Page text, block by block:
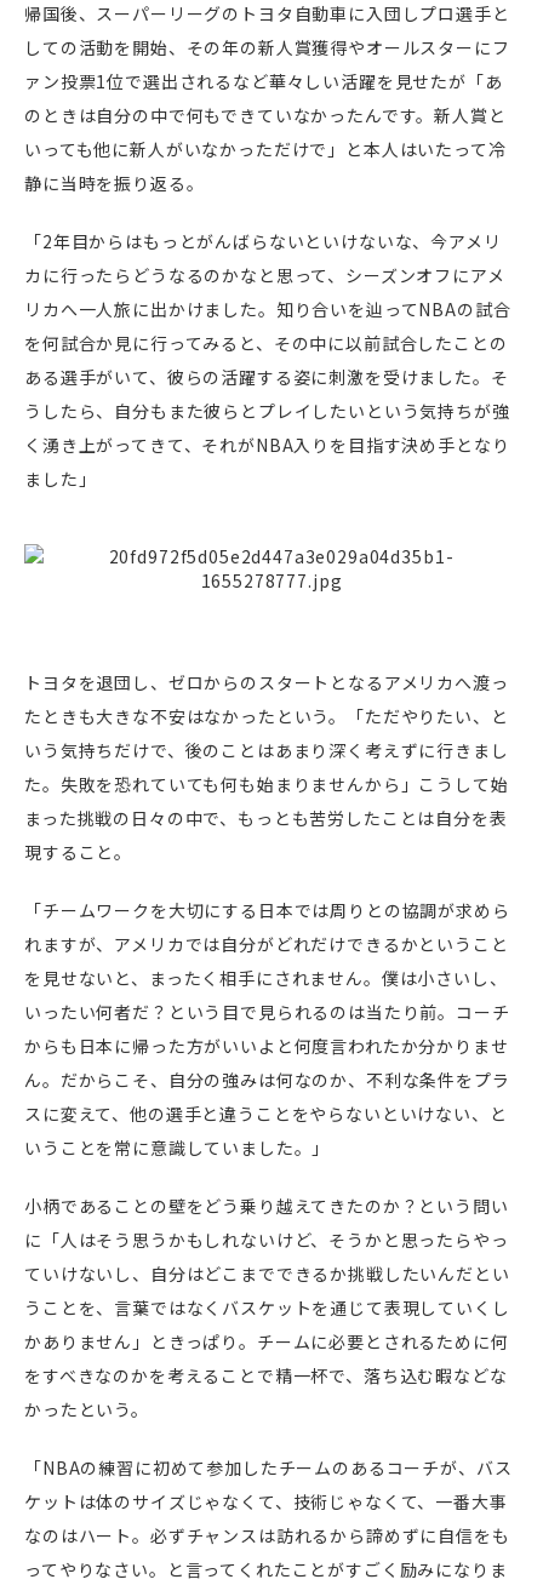
帰国後、スーパーリーグのトヨタ自動車に入団しプロ選手と
しての活動を開始、その年の新人賞獲得やオールスターにフ
ァン投票1位で選出されるなど華々しい活躍を見せたが「あ
のときは自分の中で何もできていなかったんです。新人賞と
いっても他に新人がいなかっただけで」と本人はいたって冷
静に当時を振り返る。
「2年目からはもっとがんばらないといけないな、今アメリ
カに行ったらどうなるのかなと思って、シーズンオフにアメ
リカへ一人旅に出かけました。知り合いを辿ってNBAの試合
を何試合か見に行ってみると、その中に以前試合したことの
ある選手がいて、彼らの活躍する姿に刺激を受けました。そ
うしたら、自分もまた彼らとプレイしたいという気持ちが強
く湧き上がってきて、それがNBA入りを目指す決め手となり
ました」
トヨタを退団し、ゼロからのスタートとなるアメリカへ渡っ
たときも大きな不安はなかったという。「ただやりたい、と
いう気持ちだけで、後のことはあまり深く考えずに行きまし
た。失敗を恐れていても何も始まりませんから」こうして始
まった挑戦の日々の中で、もっとも苦労したことは自分を表
現すること。
「チームワークを大切にする日本では周りとの協調が求めら
れますが、アメリカでは自分がどれだけできるかということ
を見せないと、まったく相手にされません。僕は小さいし、
いったい何者だ？という目で見られるのは当たり前。コーチ
からも日本に帰った方がいいよと何度言われたか分かりませ
ん。だからこそ、自分の強みは何なのか、不利な条件をプラ
スに変えて、他の選手と違うことをやらないといけない、と
いうことを常に意識していました。」
小柄であることの壁をどう乗り越えてきたのか？という問い
に「人はそう思うかもしれないけど、そうかと思ったらやっ
ていけないし、自分はどこまでできるか挑戦したいんだとい
うことを、言葉ではなくバスケットを通じて表現していくし
かありません」ときっぱり。チームに必要とされるために何
をすべきなのかを考えることで精一杯で、落ち込む暇などな
かったという。
「NBAの練習に初めて参加したチームのあるコーチが、バス
ケットは体のサイズじゃなくて、技術じゃなくて、一番大事
なのはハート。必ずチャンスは訪れるから諦めずに自信をも
ってやりなさい。と言ってくれたことがすごく励みになりま